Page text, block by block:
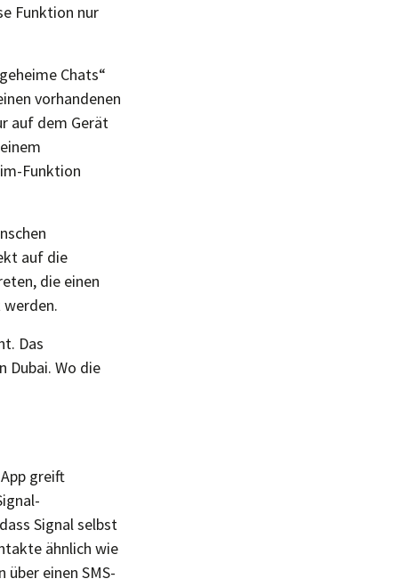
Funktion nur
Chats“
vorhandenen
auf dem Gerät
Funktion
auf die
die einen
Das
Dubai. Wo die
greift
Signal selbst
ähnlich wie
einen SMS-